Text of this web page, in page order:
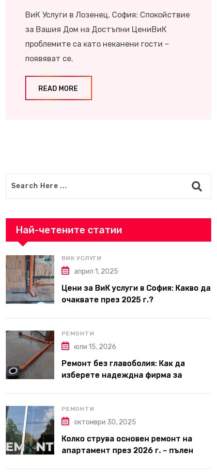
ВиК Услуги в Лозенец, София: Спокойствие
за Вашия Дом на Достъпни ЦениВиК
проблемите са като неканени гости –
появяват се.
READ MORE
Най-четените статии
ВИК УСЛУГИ
април 1, 2025
Цени за ВиК услуги в София: Какво да
очаквате през 2025 г.?
РЕМОНТИ
юли 15, 2026
Ремонт без главоболия: Как да
изберете надеждна фирма за
РЕМОНТИ
октомври 30, 2025
Колко струва основен ремонт на
апартамент през 2026 г. – пълен